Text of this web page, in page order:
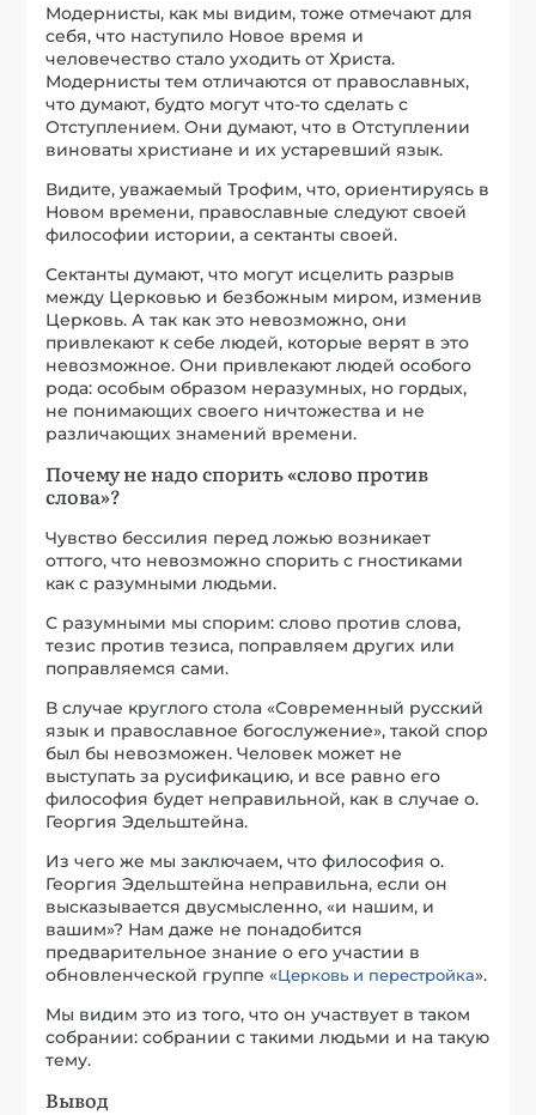
Модернисты, как мы видим, тоже отмечают для
себя, что наступило Новое время и
человечество стало уходить от Христа.
Модернисты тем отличаются от православных,
что думают, будто могут что-то сделать с
Отступлением. Они думают, что в Отступлении
виноваты христиане и их устаревший язык.
Видите, уважаемый Трофим, что, ориентируясь в
Новом времени, православные следуют своей
философии истории, а сектанты своей.
Сектанты думают, что могут исцелить разрыв
между Церковью и безбожным миром, изменив
Церковь. А так как это невозможно, они
привлекают к себе людей, которые верят в это
невозможное. Они привлекают людей особого
рода: особым образом неразумных, но гордых,
не понимающих своего ничтожества и не
различающих знамений времени.
Почему не надо спорить «слово против
слова»?
Чувство бессилия перед ложью возникает
оттого, что невозможно спорить с гностиками
как с разумными людьми.
С разумными мы спорим: слово против слова,
тезис против тезиса, поправляем других или
поправляемся сами.
В случае круглого стола «Современный русский
язык и православное богослужение», такой спор
был бы невозможен. Человек может не
выступать за русификацию, и все равно его
философия будет неправильной, как в случае о.
Георгия Эдельштейна.
Из чего же мы заключаем, что философия о.
Георгия Эдельштейна неправильна, если он
высказывается двусмысленно, «и нашим, и
вашим»? Нам даже не понадобится
предварительное знание о его участии в
обновленческой группе «Церковь и перестройка».
Мы видим это из того, что он участвует в таком
собрании: собрании с такими людьми и на такую
тему.
Вывод